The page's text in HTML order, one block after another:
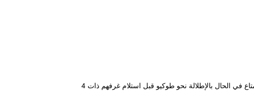
يوجد هذا الفندق في Central Tokyo على بعد دقائق قليلة من Bank of Japan وNihonbashi. يمكن النزلاء الاستمتاع في الحال بالإطلالة نحو طوكيو قبل استلام غرفهم ذات 4